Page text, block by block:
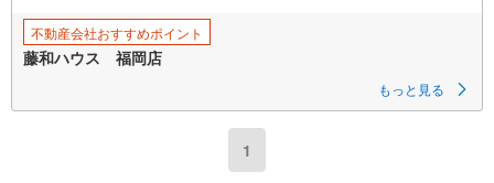
不動産会社おすすめポイント
藤和ハウス 福岡店
もっと見る
1